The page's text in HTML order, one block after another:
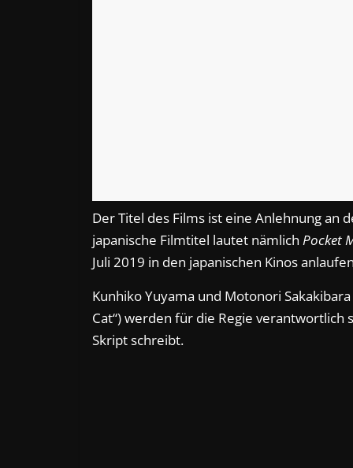
Der Titel des Films ist eine Anlehnung an
japanische Filmtitel lautet nämlich Pocket
Juli 2019 in den japanischen Kinos
Kunhiko Yuyama und Motonori
Cat“) werden für die Regie verantwortlich
Skript schreibt.